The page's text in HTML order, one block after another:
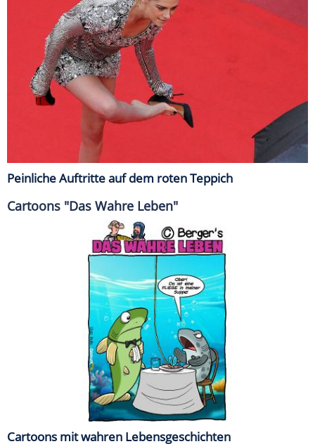
Peinliche Auftritte auf dem roten Teppich
Cartoons "Das Wahre Leben"
Cartoons mit wahren Lebensgeschichten